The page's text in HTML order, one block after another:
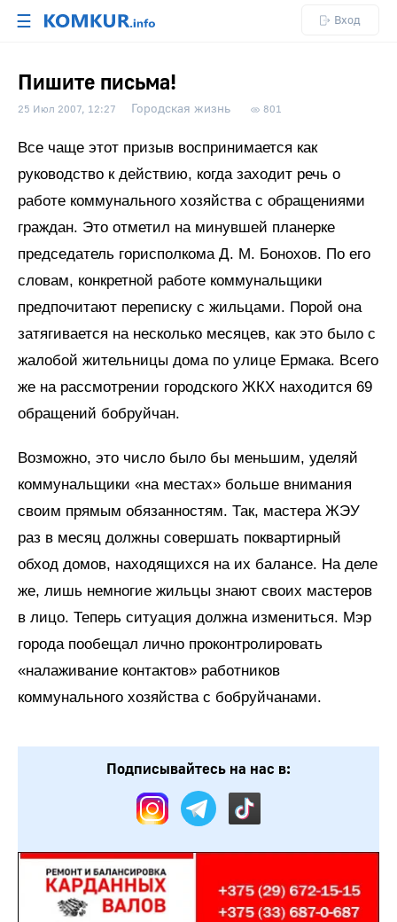
☰ Вход
Пишите письма!
25 Июл 2007, 12:27 Городская жизнь 801
Все чаще этот призыв воспринимается как
руководство к действию, когда заходит речь о
работе коммунального хозяйства с обращениями
граждан. Это отметил на минувшей планерке
председатель горисполкома Д. М. Бонохов. По его
словам, конкретной работе коммунальщики
предпочитают переписку с жильцами. Порой она
затягивается на несколько месяцев, как это было с
жалобой жительницы дома по улице Ермака. Всего
же на рассмотрении городского ЖКХ находится 69
обращений бобруйчан.
Возможно, это число было бы меньшим, уделяй
коммунальщики «на местах» больше внимания
своим прямым обязанностям. Так, мастера ЖЭУ
раз в месяц должны совершать поквартирный
обход домов, находящихся на их балансе. На деле
же, лишь немногие жильцы знают своих мастеров
в лицо. Теперь ситуация должна измениться. Мэр
города пообещал лично проконтролировать
«налаживание контактов» работников
коммунального хозяйства с бобруйчанами.
Подписывайтесь на нас в: